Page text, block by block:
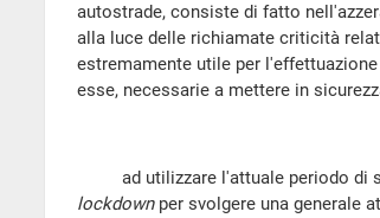
autostrade, consiste di fatto
alla luce delle richiamate criticità
estremamente utile per
esse, necessarie a mettere in
ad utilizzare l'attuale periodo di
lockdownper svolgere una generale